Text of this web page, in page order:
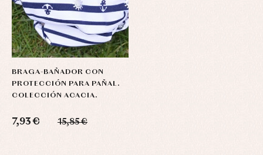
BRAGA-BAÑADOR CON
PROTECCIÓN PARA PAÑAL.
COLECCIÓN ACACIA.
7,93 € 15,85 €